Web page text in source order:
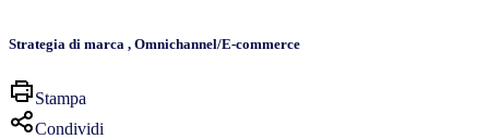
Strategia di marca , Omnichannel/E-commerce
Stampa
Condividi